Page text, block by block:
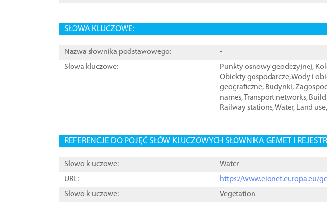
SŁOWA KLUCZOWE:
Nazwa słownika podstawowego:
-
Słowa kluczowe:
Punkty osnowy geodezyjnej,
Obiekty gospodarcze,Wody i
geograficzne, Budynki,
names,Transport networks,
Railway stations,Water, Land use,
REFERENCJE DO POJĘĆ SŁÓW KLUCZOWYCH SŁOWNIKA GEMET I
Słowo kluczowe:
Water
URL:
https://www.eionet.europa.eu/
Słowo kluczowe:
Vegetation